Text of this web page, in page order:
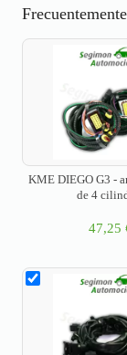
KME DIEGO G3 -
de 4
47,25